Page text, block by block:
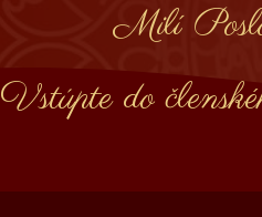
Milí
Vstúpte do